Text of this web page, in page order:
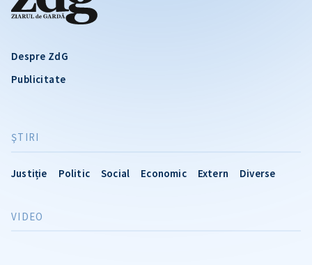
Despre ZdG
Publicitate
ŞTIRI
Justiție Politic Social Economic Extern Diverse
VIDEO